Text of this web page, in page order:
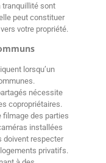
tranquillité sont
peut constituer
votre propriété.
lorsqu’un
nécessite
copropriétaires.
filmage des parties
installées
doivent respecter
privatifs.